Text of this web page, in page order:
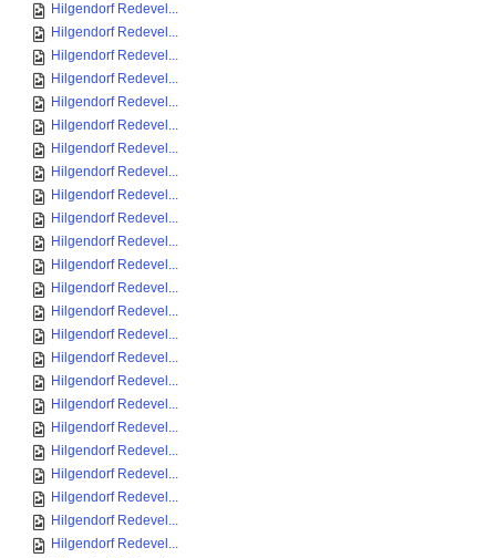
Hilgendorf Redevel...
Hilgendorf Redevel...
Hilgendorf Redevel...
Hilgendorf Redevel...
Hilgendorf Redevel...
Hilgendorf Redevel...
Hilgendorf Redevel...
Hilgendorf Redevel...
Hilgendorf Redevel...
Hilgendorf Redevel...
Hilgendorf Redevel...
Hilgendorf Redevel...
Hilgendorf Redevel...
Hilgendorf Redevel...
Hilgendorf Redevel...
Hilgendorf Redevel...
Hilgendorf Redevel...
Hilgendorf Redevel...
Hilgendorf Redevel...
Hilgendorf Redevel...
Hilgendorf Redevel...
Hilgendorf Redevel...
Hilgendorf Redevel...
Hilgendorf Redevel...